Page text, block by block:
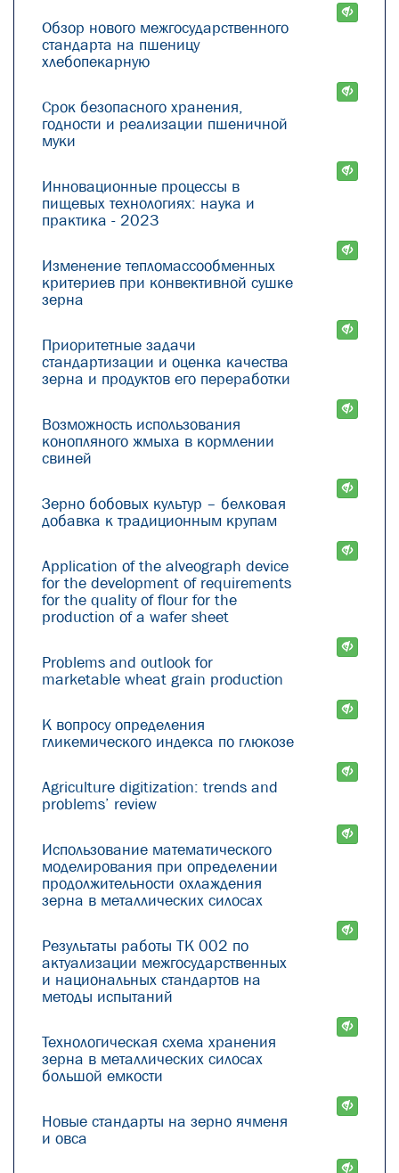
Обзор нового межгосударственного
стандарта на пшеницу
хлебопекарную
Срок безопасного хранения,
годности и реализации пшеничной
муки
Инновационные процессы в
пищевых технологиях: наука и
практика - 2023
Изменение тепломассообменных
критериев при конвективной сушке
зерна
Приоритетные задачи
стандартизации и оценка качества
зерна и продуктов его переработки
Возможность использования
конопляного жмыха в кормлении
свиней
Зерно бобовых культур – белковая
добавка к традиционным крупам
Application of the alveograph device
for the development of requirements
for the quality of flour for the
production of a wafer sheet
Problems and outlook for
marketable wheat grain production
К вопросу определения
гликемического индекса по глюкозе
Agriculture digitization: trends and
problems’ review
Использование математического
моделирования при определении
продолжительности охлаждения
зерна в металлических силосах
Результаты работы ТК 002 по
актуализации межгосударственных
и национальных стандартов на
методы испытаний
Технологическая схема хранения
зерна в металлических силосах
большой емкости
Новые стандарты на зерно ячменя
и овса